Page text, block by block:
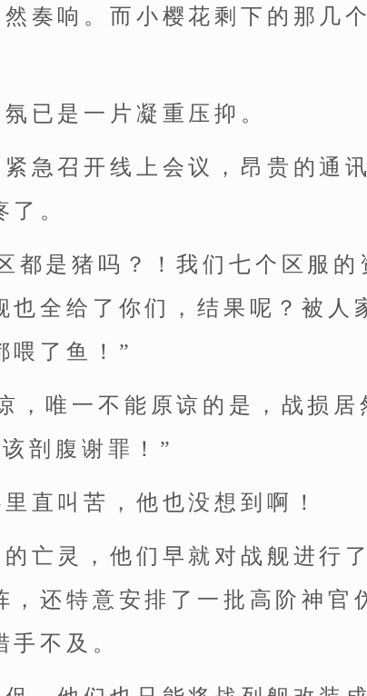
奏响。而小樱花剩下的那几
已是一片凝重压抑。
急召开线上会议，昂贵的通
。
都是猪吗？！我们七个区服的
也全给了你们，结果呢？被人
喂了鱼！”
，唯一不能原谅的是，战损居
剖腹谢罪！”
直叫苦，他也没想到啊！
亡灵，他们早就对战舰进行
，还特意安排了一批高阶神官
不及。